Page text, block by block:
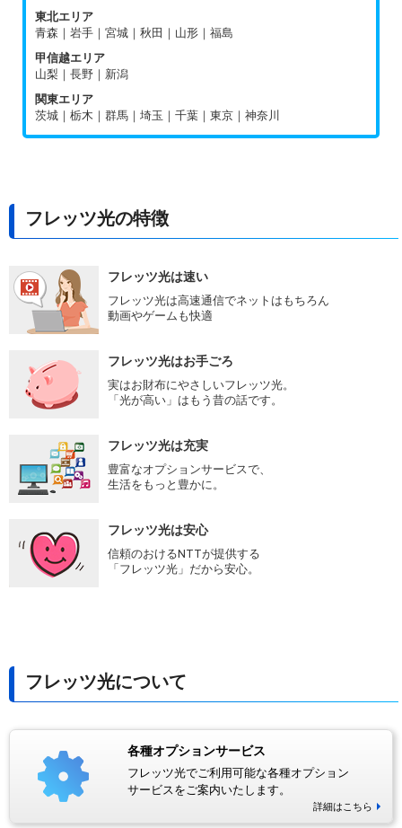
東北エリア
青森｜岩手｜宮城｜秋田｜山形｜福島
甲信越エリア
山梨｜長野｜新潟
関東エリア
茨城｜栃木｜群馬｜埼玉｜千葉｜東京｜神奈川
フレッツ光の特徴
フレッツ光は速い
フレッツ光は高速通信でネットはもちろん
動画やゲームも快適
フレッツ光はお手ごろ
実はお財布にやさしいフレッツ光。
「光が高い」はもう昔の話です。
フレッツ光は充実
豊富なオプションサービスで、
生活をもっと豊かに。
フレッツ光は安心
信頼のおけるNTTが提供する
「フレッツ光」だから安心。
フレッツ光について
各種オプションサービス
フレッツ光でご利用可能な各種オプション
サービスをご案内いたします。
詳細はこちら